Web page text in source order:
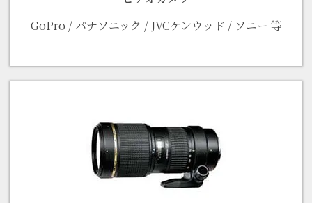
GoPro / パナソニック / JVCケンウッド / ソニー 等